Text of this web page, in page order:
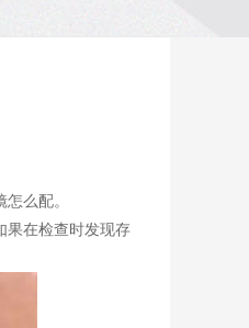
么配。
果在检查时发现存